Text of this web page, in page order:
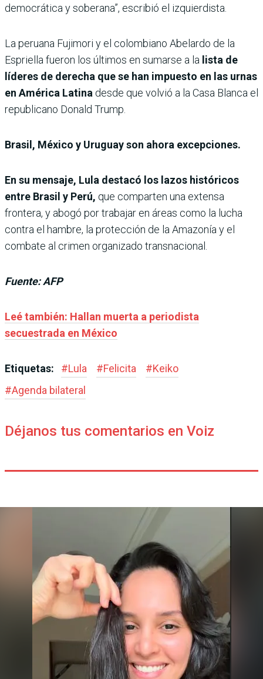
democrática y soberana”, escribió el izquierdista.
La peruana Fujimori y el colombiano Abelardo de la
Espriella fueron los últimos en sumarse a la lista de
líderes de derecha que se han impuesto en las urnas
en América Latina desde que volvió a la Casa Blanca el
republicano Donald Trump.
Brasil, México y Uruguay son ahora excepciones.
En su mensaje, Lula destacó los lazos históricos
entre Brasil y Perú, que comparten una extensa
frontera, y abogó por trabajar en áreas como la lucha
contra el hambre, la protección de la Amazonía y el
combate al crimen organizado transnacional.
Fuente: AFP
Leé también: Hallan muerta a periodista
secuestrada en México
Etiquetas: #Lula #Felicita #Keiko
#Agenda bilateral
Déjanos tus comentarios en Voiz